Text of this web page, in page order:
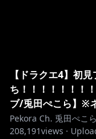
【ドラクエ4】初
ち！！！！！！！
ブ/兎田ぺこら】※
Pekora Ch. 兎田ぺこら
208,191views ·